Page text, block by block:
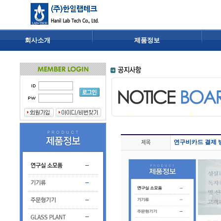
회사소개 제품정보
연구비카드 결제